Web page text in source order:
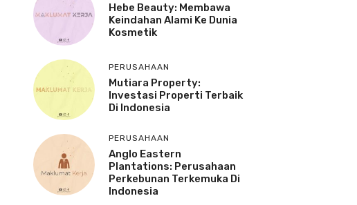
Hebe Beauty: Membawa
Keindahan Alami Ke Dunia
Kosmetik
PERUSAHAAN
Mutiara Property:
Investasi Properti Terbaik
Di Indonesia
PERUSAHAAN
Anglo Eastern
Plantations: Perusahaan
Perkebunan Terkemuka Di
Indonesia